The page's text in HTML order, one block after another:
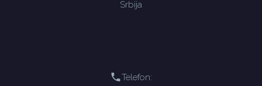
Srbija
Telefon: